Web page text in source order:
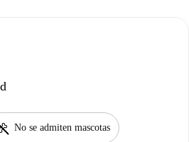
No se admiten mascotas